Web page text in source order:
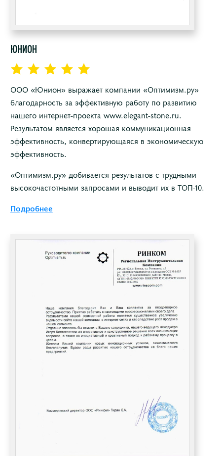
ЮНИОН
ООО «Юнион» выражает компании «Оптимизм.ру»
благодарность за эффективную работу по развитию
нашего интернет-проекта www.elegant-stone.ru.
Результатом является хорошая коммуникационная
эффективность, конвертирующаяся в экономическую
эффективность.
«Оптимизм.ру» добивается результатов с трудными
высокочастотными запросами и выводит их в ТОП-10.
Подробнее